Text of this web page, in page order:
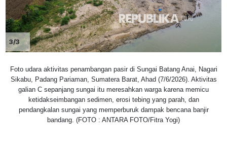
3/3
Foto udara aktivitas penambangan pasir di Sungai Batang Anai, Nagari
Sikabu, Padang Pariaman, Sumatera Barat, Ahad (7/6/2026). Aktivitas
galian C sepanjang sungai itu meresahkan warga karena memicu
ketidakseimbangan sedimen, erosi tebing yang parah, dan
pendangkalan sungai yang memperburuk dampak bencana banjir
bandang. (FOTO : ANTARA FOTO/Fitra Yogi)